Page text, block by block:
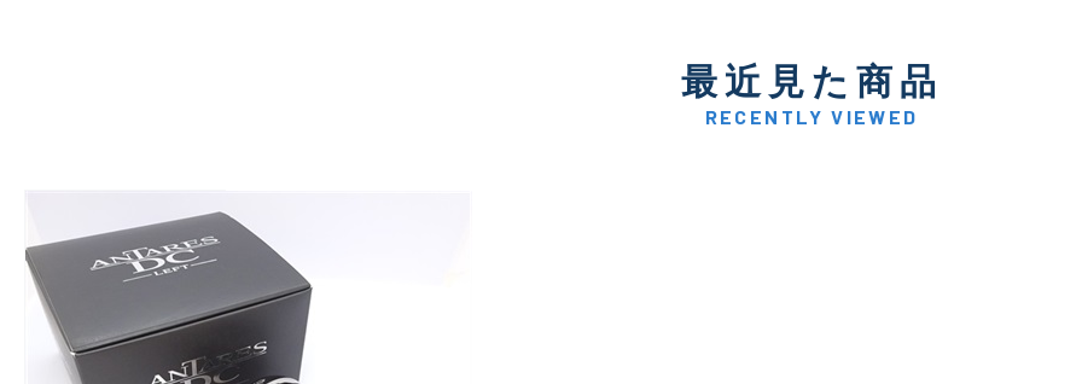
C-
い品
最近見た商品
RECENTLY VIEWED